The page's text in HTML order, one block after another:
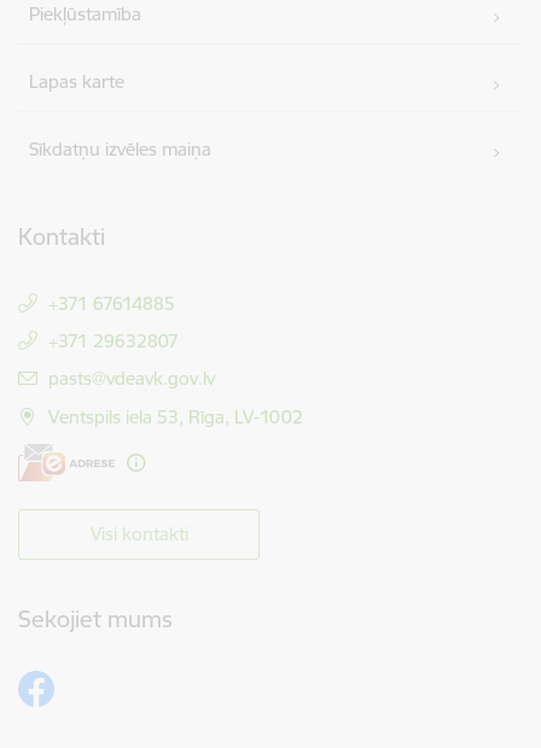
Piekļūstamība
Lapas karte
Sīkdatņu izvēles maiņa
Kontakti
+371 67614885
+371 29632807
E-pasts:
pasts@vdeavk.gov.lv
Ventspils iela 53, Rīga, LV-1002
Visi kontakti
Sekojiet mums